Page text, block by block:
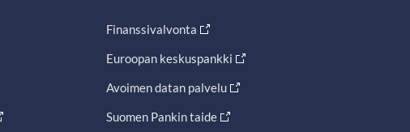
Finanssivalvonta
Euroopan keskuspankki
Avoimen datan palvelu
Suomen Pankin taide